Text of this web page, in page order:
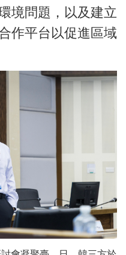
境問題，以及建立
作平台以促進區域